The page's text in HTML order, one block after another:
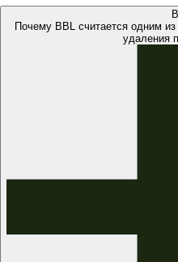
Почему BBL считается одним
удаления